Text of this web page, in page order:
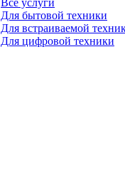
Все услуги
Для бытовой техники
Для встраиваемой
Для цифровой техники